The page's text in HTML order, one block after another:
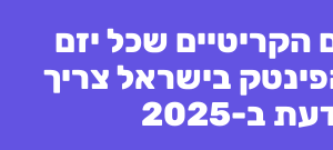
הקריטיים שכל יזם
בישראל צריך
ב-2025